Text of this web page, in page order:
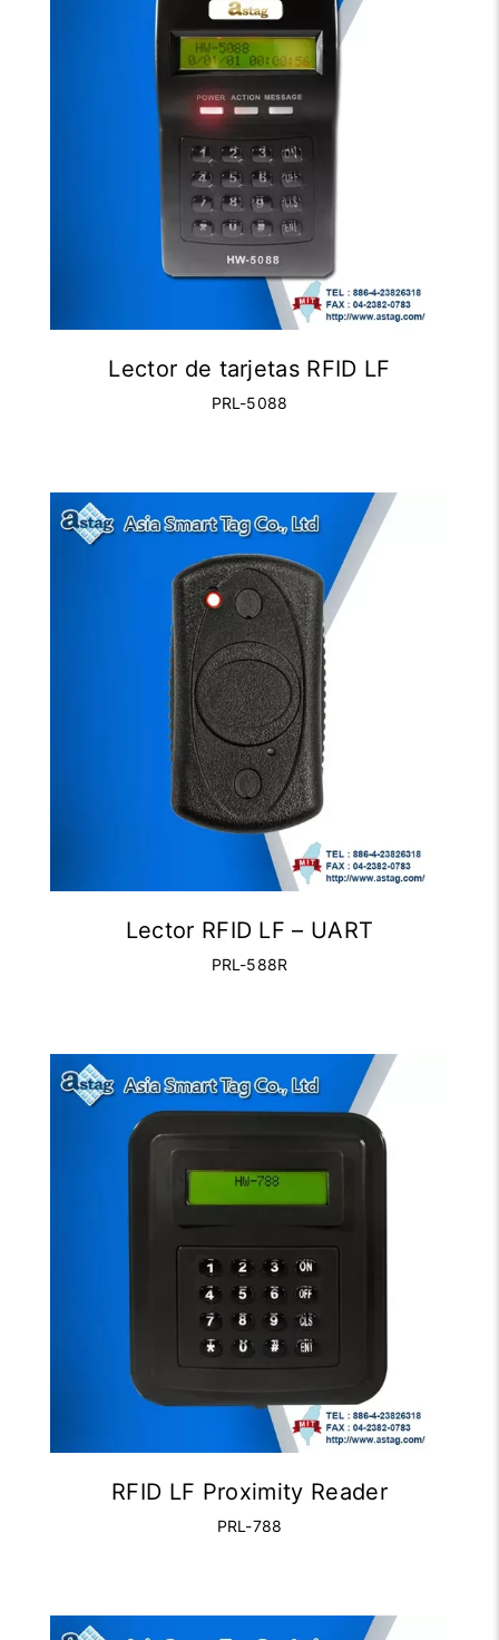
Lector de tarjetas RFID LF
PRL-5088
Lector RFID LF – UART
PRL-588R
RFID LF Proximity Reader
PRL-788